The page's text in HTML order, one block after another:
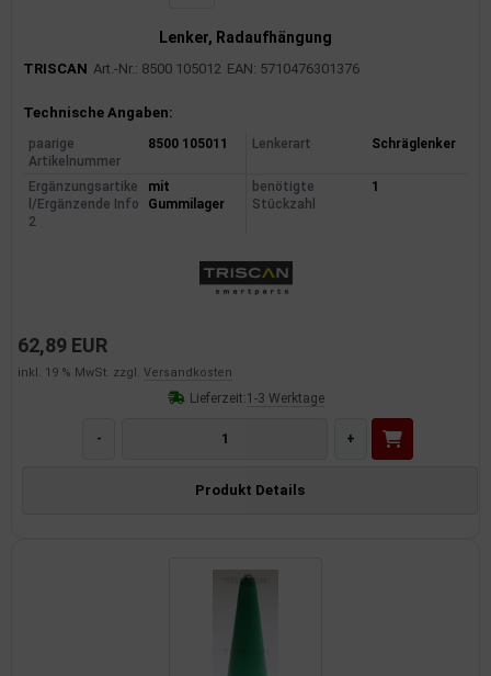
Lenker, Radaufhängung
TRISCAN Art.-Nr.: 8500 105012 EAN: 5710476301376
Produktinformationen
Technische Angaben:
paarige
Artikelnummer
8500 105011 Lenkerart Schräglenker
Ergänzungsartike
l/Ergänzende Info
2
mit
Gummilager
benötigte
Stückzahl
1
62,89 EUR
inkl. 19 % MwSt. zzgl. Versandkosten
Lieferzeit:1-3 Werktage
- +
Produkt Details